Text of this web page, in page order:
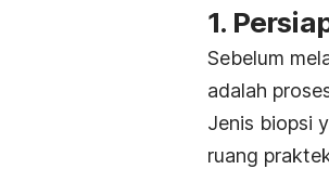
1.
Sebelum
adalah
Jenis biopsi
ruang